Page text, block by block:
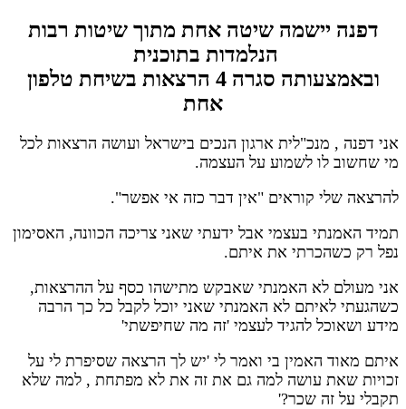
דפנה יישמה שיטה אחת מתוך שיטות רבות
הנלמדות בתוכנית
ובאמצעותה סגרה 4 הרצאות בשיחת טלפון
אחת
אני דפנה , מנכ"לית ארגון הנכים בישראל ועושה הרצאות לכל
מי שחשוב לו לשמוע על העצמה.
להרצאה שלי קוראים "אין דבר כזה אי אפשר".
תמיד האמנתי בעצמי אבל ידעתי שאני צריכה הכוונה, האסימון
נפל רק כשהכרתי את איתם.
אני מעולם לא האמנתי שאבקש מתישהו כסף על ההרצאות,
כשהגעתי לאיתם לא האמנתי שאני יוכל לקבל כל כך הרבה
מידע ושאוכל להגיד לעצמי 'זה מה שחיפשתי'
איתם מאוד האמין בי ואמר לי 'יש לך הרצאה שסיפרת לי על
זכויות שאת עושה למה גם את זה את לא מפתחת , למה שלא
תקבלי על זה שכר?'